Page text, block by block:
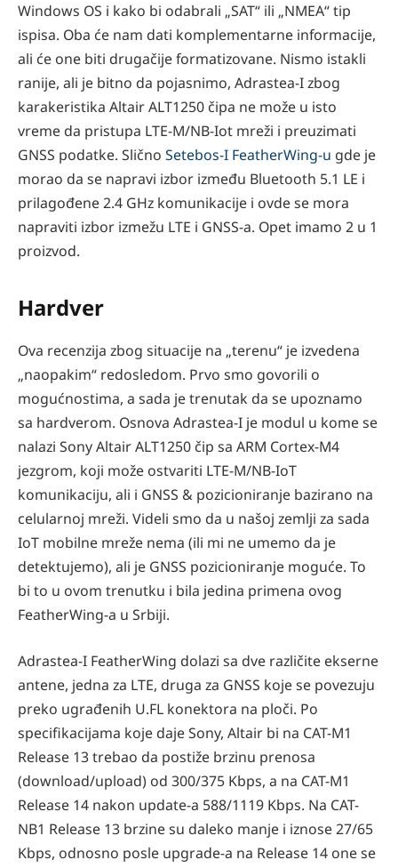
Windows OS i kako bi odabrali „SAT“ ili „NMEA“ tip
ispisa. Oba će nam dati komplementarne informacije,
ali će one biti drugačije formatizovane. Nismo istakli
ranije, ali je bitno da pojasnimo, Adrastea-I zbog
karakeristika Altair ALT1250 čipa ne može u isto
vreme da pristupa LTE-M/NB-Iot mreži i preuzimati
GNSS podatke. Slično Setebos-I FeatherWing-u gde je
morao da se napravi izbor između Bluetooth 5.1 LE i
prilagođene 2.4 GHz komunikacije i ovde se mora
napraviti izbor izmežu LTE i GNSS-a. Opet imamo 2 u 1
proizvod.
Hardver
Ova recenzija zbog situacije na „terenu“ je izvedena
„naopakim“ redosledom. Prvo smo govorili o
mogućnostima, a sada je trenutak da se upoznamo
sa hardverom. Osnova Adrastea-I je modul u kome se
nalazi Sony Altair ALT1250 čip sa ARM Cortex-M4
jezgrom, koji može ostvariti LTE-M/NB-IoT
komunikaciju, ali i GNSS & pozicioniranje bazirano na
celularnoj mreži. Videli smo da u našoj zemlji za sada
IoT mobilne mreže nema (ili mi ne umemo da je
detektujemo), ali je GNSS pozicioniranje moguće. To
bi to u ovom trenutku i bila jedina primena ovog
FeatherWing-a u Srbiji.
Adrastea-I FeatherWing dolazi sa dve različite ekserne
antene, jedna za LTE, druga za GNSS koje se povezuju
preko ugrađenih U.FL konektora na ploči. Po
specifikacijama koje daje Sony, Altair bi na CAT-M1
Release 13 trebao da postiže brzinu prenosa
(download/upload) od 300/375 Kbps, a na CAT-M1
Release 14 nakon update-a 588/1119 Kbps. Na CAT-
NB1 Release 13 brzine su daleko manje i iznose 27/65
Kbps, odnosno posle upgrade-a na Release 14 one se